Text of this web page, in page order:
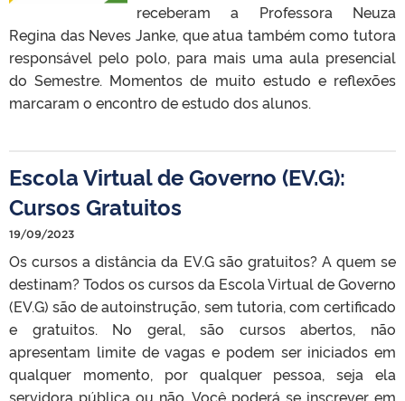
receberam a Professora Neuza
Regina das Neves Janke, que atua também como tutora
responsável pelo polo, para mais uma aula presencial
do Semestre. Momentos de muito estudo e reflexões
marcaram o encontro de estudo dos alunos.
Escola Virtual de Governo (EV.G):
Cursos Gratuitos
19/09/2023
Os cursos a distância da EV.G são gratuitos? A quem se
destinam? Todos os cursos da Escola Virtual de Governo
(EV.G) são de autoinstrução, sem tutoria, com certificado
e gratuitos. No geral, são cursos abertos, não
apresentam limite de vagas e podem ser iniciados em
qualquer momento, por qualquer pessoa, seja ela
servidora pública ou não. Você poderá se inscrever em